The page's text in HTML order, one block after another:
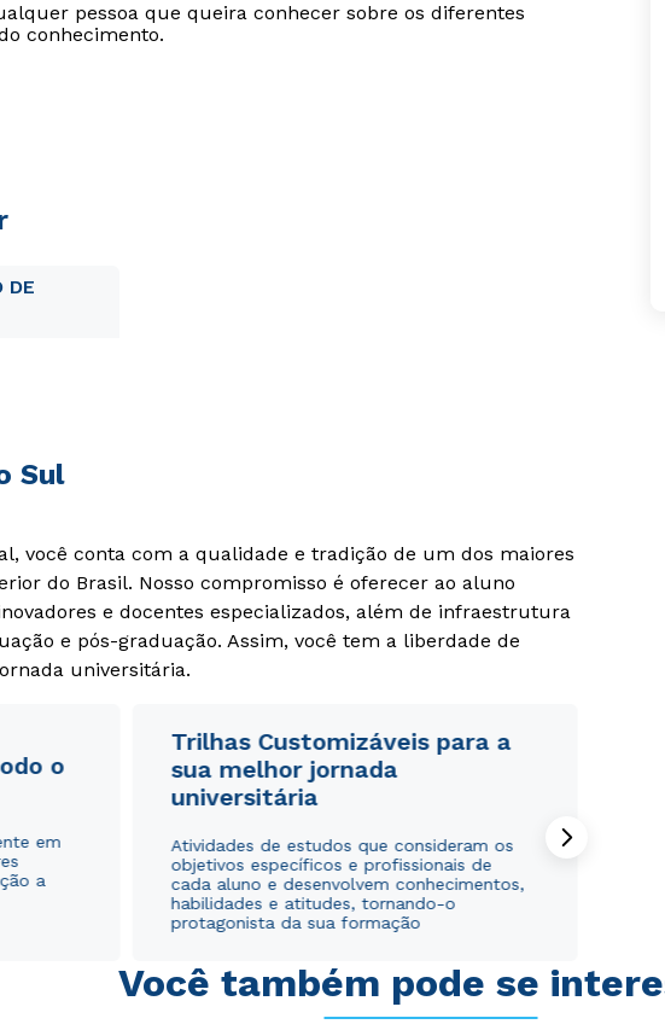
pessoa que queira conhecer sobre os diferentes
conhecimento.
DE
Sul
você conta com a qualidade e tradição de um dos maiores
do Brasil. Nosso compromisso é oferecer ao aluno
e docentes especializados, além de infraestrutura
e pós-graduação. Assim, você tem a liberdade de
universitária.
o
em
a
Trilhas Customizáveis para a
sua melhor jornada
universitária
Atividades de estudos que consideram os
objetivos específicos e profissionais de
cada aluno e desenvolvem conhecimentos,
habilidades e atitudes, tornando-o
protagonista da sua formação
Você também pode se
WhatsApp
ou
WhatsApp
ou